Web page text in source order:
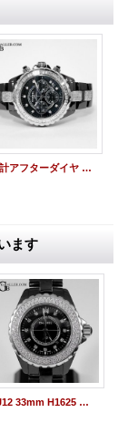
時計アフターダイヤ シャネルJ12 9Pクロノ バゲットダイヤ/ブレスダイヤ
ます
J12 33mm H1625 シャネルアフターダイヤベゼル